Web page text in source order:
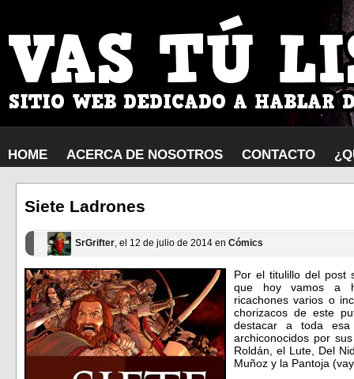
HOME ACERCA DE NOSOTROS CONTACTO
Siete Ladrones
SrGrifter, el 12 de julio de 2014 en Cómics
Por el titulillo del post
que hoy vamos a
ricachones varios o
chorizacos de este
destacar a toda
archiconocidos por
Roldán, el Lute, Del
Muñoz y la Pantoja